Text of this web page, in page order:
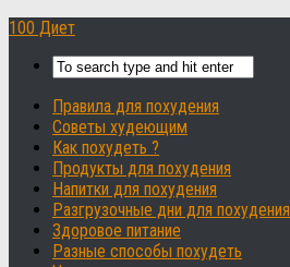
100 Диет
Правила для похудения
Советы худеющим
Как похудеть ?
Продукты для похудения
Напитки для похудения
Разгрузочные дни для похудения
Здоровое питание
Разные способы похудеть